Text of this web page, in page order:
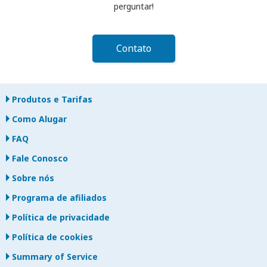
perguntar!
Contato
Produtos e Tarifas
Como Alugar
FAQ
Fale Conosco
Sobre nós
Programa de afiliados
Política de privacidade
Política de cookies
Summary of Service